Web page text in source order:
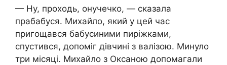
— Ну, проходь, онучечко, — сказала
прабабуся. Михайло, який у цей час
пригощався бабусиними пиріжками,
спустився, допоміг дівчині з валізою. Минуло
три місяці. Михайло з Оксаною допомагали